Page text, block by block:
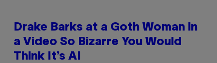
Drake Barks at a Goth Woman in
a Video So Bizarre You Would
Think It’s AI